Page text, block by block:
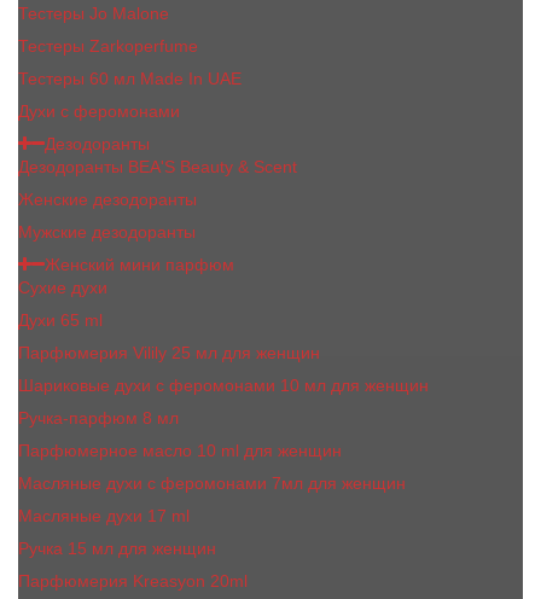
Тестеры Jо Malоnе
Тестеры Zarkoperfume
Тестеры 60 мл Made In UAE
Духи с феромонами
Дезодоранты
Дезодоранты BEA'S Beauty & Scent
Женские дезодоранты
Мужские дезодоранты
Женский мини парфюм
Сухие духи
Духи 65 ml
Парфюмерия Vilily 25 мл для женщин
Шариковые духи с феромонами 10 мл для женщин
Ручка-парфюм 8 мл
Парфюмерное масло 10 ml для женщин
Масляные духи c феромонами 7мл для женщин
Масляные духи 17 ml
Ручка 15 мл для женщин
Парфюмерия Kreasyon 20ml